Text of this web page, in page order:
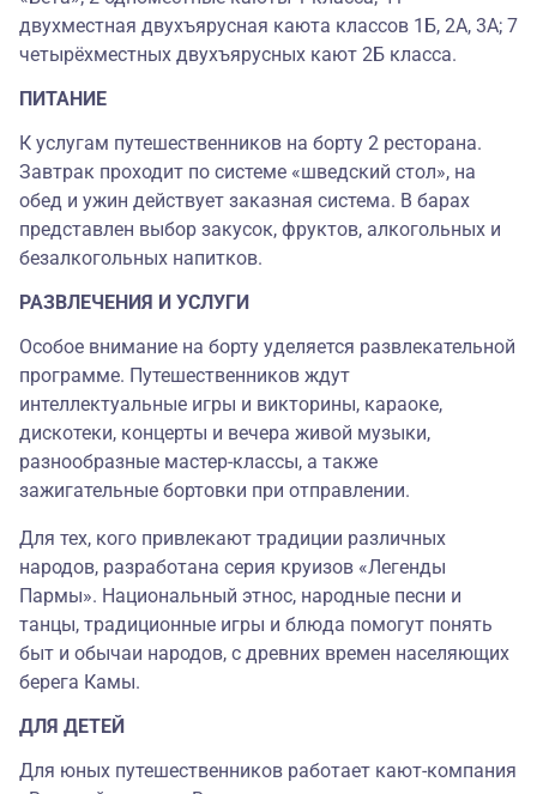
двухместная двухъярусная каюта классов 1Б, 2А, 3А; 7
четырёхместных двухъярусных кают 2Б класса.
ПИТАНИЕ
К услугам путешественников на борту 2 ресторана.
Завтрак проходит по системе «шведский стол», на
обед и ужин действует заказная система. В барах
представлен выбор закусок, фруктов, алкогольных и
безалкогольных напитков.
РАЗВЛЕЧЕНИЯ И УСЛУГИ
Особое внимание на борту уделяется развлекательной
программе. Путешественников ждут
интеллектуальные игры и викторины, караоке,
дискотеки, концерты и вечера живой музыки,
разнообразные мастер-классы, а также
зажигательные бортовки при отправлении.
Для тех, кого привлекают традиции различных
народов, разработана серия круизов «Легенды
Пармы». Национальный этнос, народные песни и
танцы, традиционные игры и блюда помогут понять
быт и обычаи народов, с древних времен населяющих
берега Камы.
ДЛЯ ДЕТЕЙ
Для юных путешественников работает кают-компания